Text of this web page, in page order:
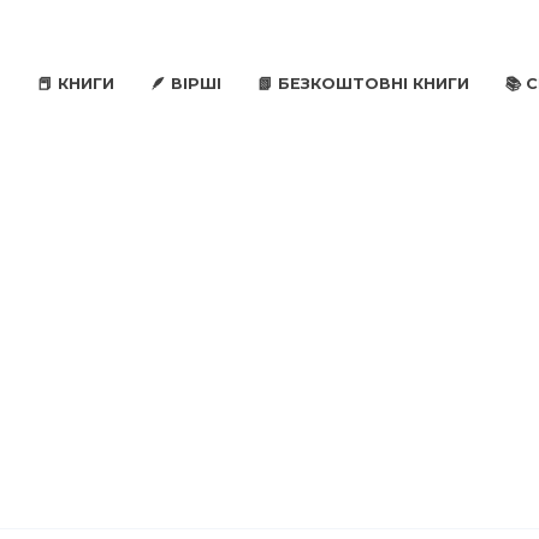
📕 КНИГИ 🪶 ВІРШІ 📗 БЕЗКОШТОВНІ КНИГИ 📚